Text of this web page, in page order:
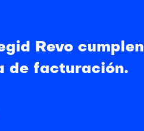
Revo cumplen
de facturación.